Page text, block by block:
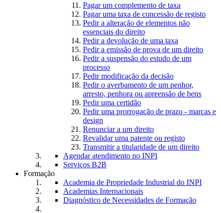
Pagar um complemento de taxa
Pagar uma taxa de concessão de registo
Pedir a alteração de elementos não
essenciais do direito
Pedir a devolução de uma taxa
Pedir a emissão de prova de um direito
Pedir a suspensão do estudo de um
processo
Pedir modificação da decisão
Pedir o averbamento de um penhor,
arresto, penhora ou apreensão de bens
Pedir uma certidão
Pedir uma prorrogação de prazo - marcas e
design
Renunciar a um direito
Revalidar uma patente ou registo
Transmitir a titularidade de um direito
Agendar atendimento no INPI
Serviços B2B
Formação
Academia de Propriedade Industrial do INPI
Academias Internacionais
Diagnóstico de Necessidades de Formação